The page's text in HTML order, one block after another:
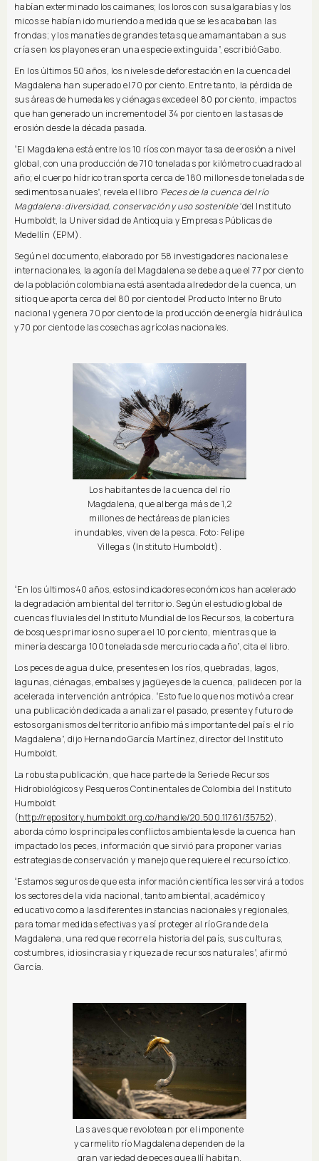
habían exterminado los caimanes; los loros con sus algarabías y los
micos se habían ido muriendo a medida que se les acababan las
frondas; y los manatíes de grandes tetas que amamantaban a sus
crías en los playones eran una especie extinguida”, escribió Gabo.
En los últimos 50 años, los niveles de deforestación en la cuenca del
Magdalena han superado el 70 por ciento. Entre tanto, la pérdida de
sus áreas de humedales y ciénagas excede el 80 por ciento, impactos
que han generado un incremento del 34 por ciento en las tasas de
erosión desde la década pasada.
“El Magdalena está entre los 10 ríos con mayor tasa de erosión a nivel
global, con una producción de 710 toneladas por kilómetro cuadrado al
año; el cuerpo hídrico transporta cerca de 180 millones de toneladas de
sedimentos anuales”, revela el libro ‘Peces de la cuenca del río
Magdalena: diversidad, conservación y uso sostenible’del Instituto
Humboldt, la Universidad de Antioquia y Empresas Públicas de
Medellín (EPM).
Según el documento, elaborado por 58 investigadores nacionales e
internacionales, la agonía del Magdalena se debe a que el 77 por ciento
de la población colombiana está asentada alrededor de la cuenca, un
sitio que aporta cerca del 80 por ciento del Producto Interno Bruto
nacional y genera 70 por ciento de la producción de energía hidráulica
y 70 por ciento de las cosechas agrícolas nacionales.
Los habitantes de la cuenca del río
Magdalena, que alberga más de 1,2
millones de hectáreas de planicies
inundables, viven de la pesca. Foto: Felipe
Villegas (Instituto Humboldt).
“En los últimos 40 años, estos indicadores económicos han acelerado
la degradación ambiental del territorio. Según el estudio global de
cuencas fluviales del Instituto Mundial de los Recursos, la cobertura
de bosques primarios no supera el 10 por ciento, mientras que la
minería descarga 100 toneladas de mercurio cada año”, cita el libro.
Los peces de agua dulce, presentes en los ríos, quebradas, lagos,
lagunas, ciénagas, embalses y jagüeyes de la cuenca, palidecen por la
acelerada intervención antrópica. “Esto fue lo que nos motivó a crear
una publicación dedicada a analizar el pasado, presente y futuro de
estos organismos del territorio anfibio más importante del país: el río
Magdalena”, dijo Hernando García Martínez, director del Instituto
Humboldt.
La robusta publicación, que hace parte de la Serie de Recursos
Hidrobiológicos y Pesqueros Continentales de Colombia del Instituto
Humboldt
(http://repository.humboldt.org.co/handle/20.500.11761/35752),
aborda cómo los principales conflictos ambientales de la cuenca han
impactado los peces, información que sirvió para proponer varias
estrategias de conservación y manejo que requiere el recurso íctico.
“Estamos seguros de que esta información científica les servirá a todos
los sectores de la vida nacional, tanto ambiental, académico y
educativo como a las diferentes instancias nacionales y regionales,
para tomar medidas efectivas y así proteger al río Grande de la
Magdalena, una red que recorre la historia del país, sus culturas,
costumbres, idiosincrasia y riqueza de recursos naturales”, afirmó
García.
Las aves que revolotean por el imponente
y carmelito río Magdalena dependen de la
gran variedad de peces que allí habitan.